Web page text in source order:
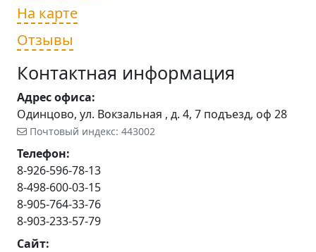
На карте
Отзывы
Контактная информация
Адрес офиса:
Одинцово, ул. Вокзальная , д. 4, 7 подъезд, оф 28
Почтовый индекс: 443002
Телефон:
8-926-596-78-13
8-498-600-03-15
8-905-764-33-76
8-903-233-57-79
Сайт: